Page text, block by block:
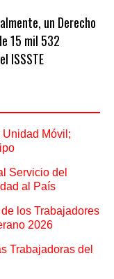
un Derecho
15 mil 532
ISSSTE
Unidad Móvil;
Servicio del
al País
los Trabajadores
2026
Trabajadoras del